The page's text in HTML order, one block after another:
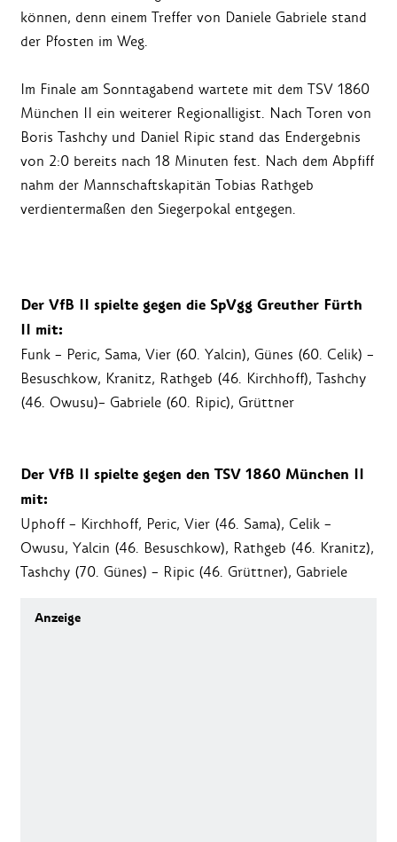
können, denn einem Treffer von Daniele Gabriele stand
der Pfosten im Weg.
Im Finale am Sonntagabend wartete mit dem TSV 1860
München II ein weiterer Regionalligist. Nach Toren von
Boris Tashchy und Daniel Ripic stand das Endergebnis
von 2:0 bereits nach 18 Minuten fest. Nach dem Abpfiff
nahm der Mannschaftskapitän Tobias Rathgeb
verdientermaßen den Siegerpokal entgegen.
Der VfB II spielte gegen die SpVgg Greuther Fürth
II mit:
Funk – Peric, Sama, Vier (60. Yalcin), Günes (60. Celik) –
Besuschkow, Kranitz, Rathgeb (46. Kirchhoff), Tashchy
(46. Owusu)– Gabriele (60. Ripic), Grüttner
Der VfB II spielte gegen den TSV 1860 München II
mit:
Uphoff – Kirchhoff, Peric, Vier (46. Sama), Celik –
Owusu, Yalcin (46. Besuschkow), Rathgeb (46. Kranitz),
Tashchy (70. Günes) – Ripic (46. Grüttner), Gabriele